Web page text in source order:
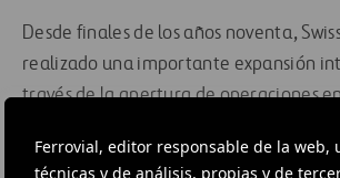
Ferrovial, editor responsable de la web,
técnicas y de análisis, propias y de
Desde finales de los años noventa,
realizado una importante expansión
través de la apertura de operaciones
sus mercados.